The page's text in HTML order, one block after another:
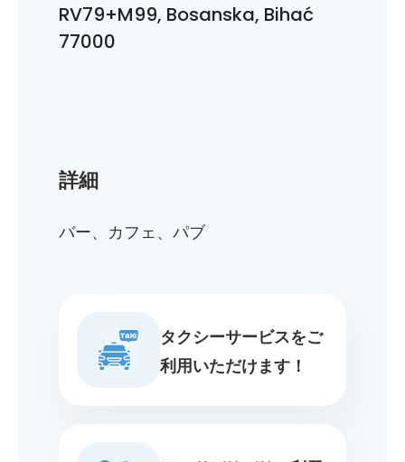
詳細
バー、カフェ、パブ
タクシーサービスをご
利用いただけます！
RV79+M99, Bosanska, Bihać
77000